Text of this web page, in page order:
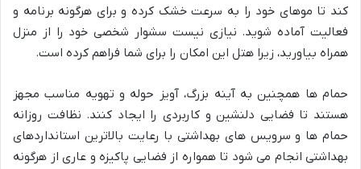
کند تا موهای خود را به سرعت خشک کرده و برای هرگونه برنامه و
فعالیت آماده شوید. نیازی نیست سشوار شخصی خود را از منزل
همراه بیاورید، زیرا هتل این امکان را برای شما فراهم کرده است.
حمام ها همچنین به آینه بزرگ، آویز حوله و تهویه مناسب مجهز
هستند تا فضایی دلنشین و کاربردی را ایجاد کنند. نظافت روزانه
حمام ها و سرویس های بهداشتی با رعایت بالاترین استانداردهای
بهداشتی انجام می شود تا همواره از فضایی پاکیزه و عاری از هرگونه